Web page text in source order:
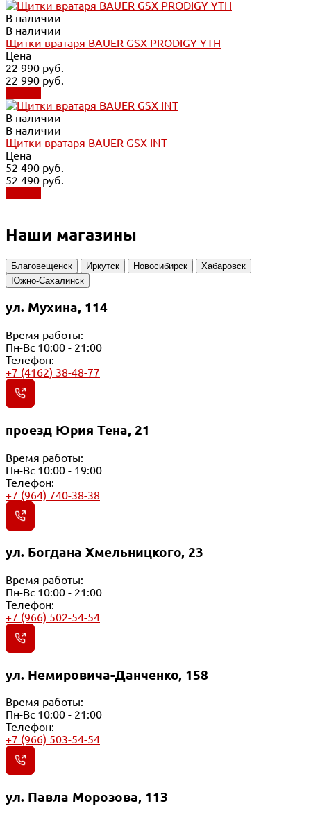
В наличии
В наличии
Щитки вратаря BAUER GSX PRODIGY YTH
Цена
22 990 руб.
22 990 руб.
В наличии
В наличии
Щитки вратаря BAUER GSX INT
Цена
52 490 руб.
52 490 руб.
Наши магазины
Благовещенск Иркутск Новосибирск
Хабаровск
Южно-Сахалинск
ул. Мухина, 114
Время работы:
Пн-Вс 10:00 - 21:00
Телефон:
+7 (4162) 38-48-77
проезд Юрия Тена, 21
Время работы:
Пн-Вс 10:00 - 19:00
Телефон:
+7 (964) 740-38-38
ул. Богдана Хмельницкого, 23
Время работы:
Пн-Вс 10:00 - 21:00
Телефон:
+7 (966) 502-54-54
ул. Немировича-Данченко, 158
Время работы:
Пн-Вс 10:00 - 21:00
Телефон:
+7 (966) 503-54-54
ул. Павла Морозова, 113